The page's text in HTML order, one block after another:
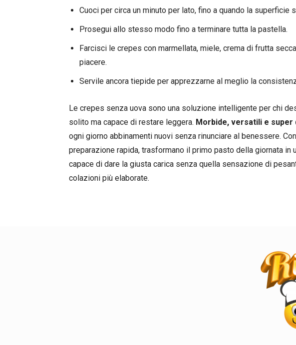
Cuoci per circa un minuto per lato, fino a quando la superficie
Prosegui allo stesso modo fino a terminare tutta la pastella.
Farcisci le crepes con marmellata, miele, crema di frutta
piacere.
Servile ancora tiepide per apprezzarne al meglio la
Le crepes senza uova sono una soluzione intelligente per chi
solito ma capace di restare leggera. Morbide, versatili e super
ogni giorno abbinamenti nuovi senza rinunciare al benessere.
preparazione rapida, trasformano il primo pasto della giornata in
capace di dare la giusta carica senza quella sensazione di
colazioni più elaborate.